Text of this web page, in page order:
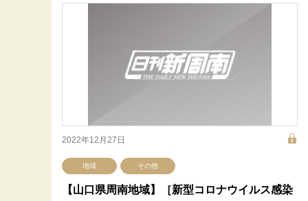
2022年12月27日
地域 その他
【山口県周南地域】［新型コロナウイルス感染